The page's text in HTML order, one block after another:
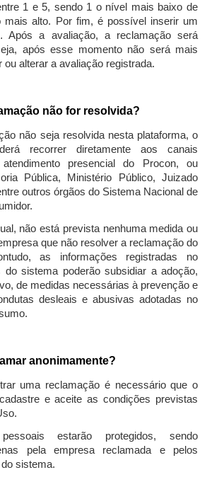
1 e 5, sendo 1 o nível mais baixo de
mais alto. Por fim, é possível inserir um
Após a avaliação, a reclamação será
após esse momento não será mais
ou alterar a avaliação registrada.
não for resolvida?
não seja resolvida nesta plataforma, o
recorrer diretamente aos canais
presencial do Procon, ou
Pública, Ministério Público, Juizado
outros órgãos do Sistema Nacional de
não está prevista nenhuma medida ou
que não resolver a reclamação do
as informações registradas no
do sistema poderão subsidiar a adoção,
de medidas necessárias à prevenção e
desleais e abusivas adotadas no
anonimamente?
uma reclamação é necessário que o
e aceite as condições previstas
estarão protegidos, sendo
pela empresa reclamada e pelos
sistema.